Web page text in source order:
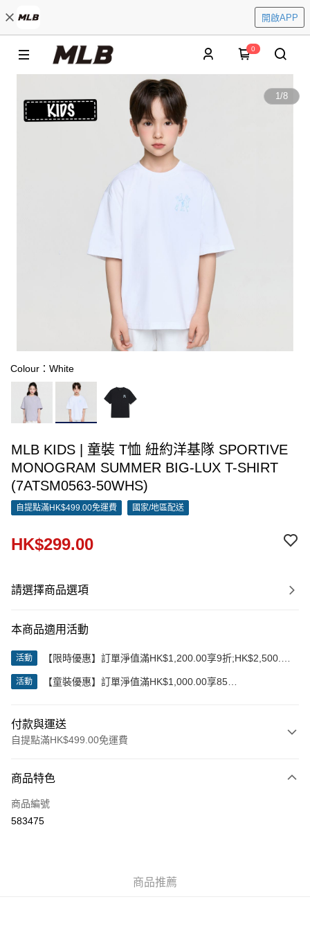
開啟APP
0
1/8
Colour：White
MLB KIDS | 童裝 T恤 紐約洋基隊 SPORTIVE
MONOGRAM SUMMER BIG-LUX T-SHIRT
(7ATSM0563-50WHS)
自提點滿HK$499.00免運費 國家/地區配送
HK$299.00
請選擇商品選項
本商品適用活動
活動
【限時優惠】訂單淨值滿HK$1,200.00享9折;HK$2,500.00
活動
【童裝優惠】訂單淨值滿HK$1,000.00享85
付款與運送
自提點滿HK$499.00免運費
信用卡
Apple Pay
商品特色
商品編號
583475
商品推薦